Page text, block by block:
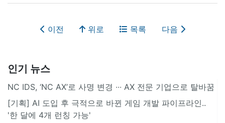
이전 위로 목록 다음
인기 뉴스
NC IDS, ‘NC AX’로 사명 변경 ∙∙∙ AX 전문 기업으로 탈바꿈
[기획] AI 도입 후 극적으로 바뀐 게임 개발 파이프라인..
'한 달에 4개 런칭 가능'